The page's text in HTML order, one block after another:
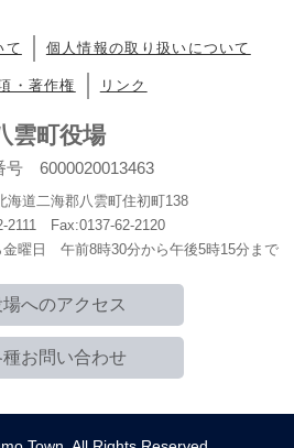
て 個人情報の取り扱いについて
・著作権 リンク
雲町役場
6000020013463
道二海郡八雲町住初町138
2111 Fax:0137-62-2120
曜日 午前8時30分から午後5時15分まで
へのアクセス
種お問い合わせ